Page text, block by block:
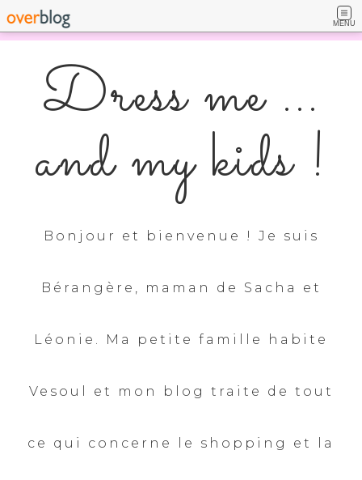
MENU
Dress me ...
and my kids !
Bonjour et bienvenue ! Je suis
Bérangère, maman de Sacha et
Léonie. Ma petite famille habite
Vesoul et mon blog traite de tout
ce qui concerne le shopping et la